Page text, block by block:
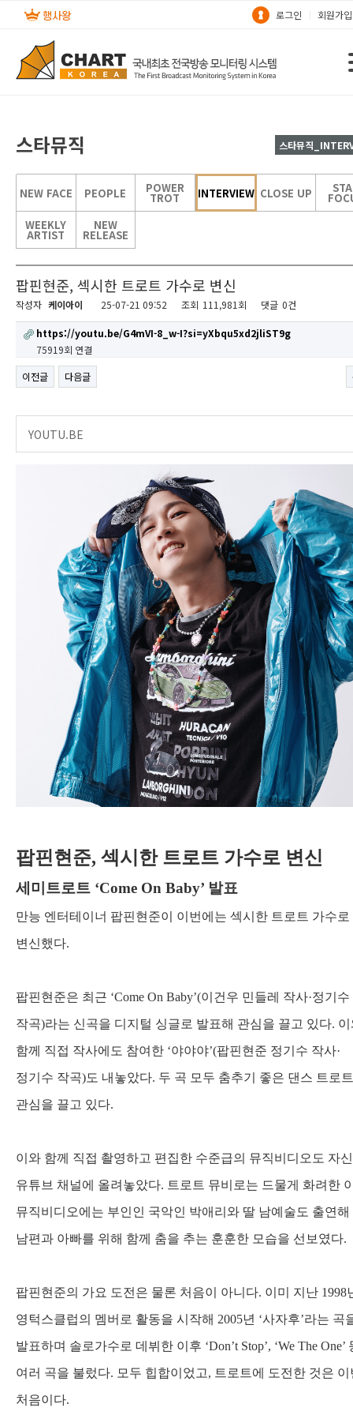
로그인 회원가입
스타뮤직
NEW FACE PEOPLE POWER
TROT INTERVIEW CLOSE UP
WEEKLY
ARTIST
NEW
RELEASE
스타뮤직
팝핀현준, 섹시한 트로트 가수로 변신
작성자 케이아이 25-07-21 09:52 조회 111,981회 댓글 0건
https://youtu.be/G4mVI-8_w-I?si=yXbqu5xd2jliST9g
75919회 연결
이전글
다음글
YOUTU.BE
팝핀현준, 섹시한 트로트 가수로 변신
세미트로트 ‘Come On Baby’ 발표
만능 엔터테이너 팝핀현준이 이번에는 섹시한 트로트 가수로
변신했다.
팝핀현준은 최근 ‘Come On Baby’(이건우 민들레 작사·정기수
작곡)라는 신곡을 디지털 싱글로 발표해 관심을 끌고 있다.
함께 직접 작사에도 참여한 ‘야야야’(팝핀현준 정기수 작사·
정기수 작곡)도 내놓았다. 두 곡 모두 춤추기 좋은 댄스 트로
관심을 끌고 있다.
이와 함께 직접 촬영하고 편집한 수준급의 뮤직비디오도 자
유튜브 채널에 올려놓았다. 트로트 뮤비로는 드물게 화려한
뮤직비디오에는 부인인 국악인 박애리와 딸 남예술도 출연해
남편과 아빠를 위해 함께 춤을 추는 훈훈한 모습을 선보였다.
팝핀현준의 가요 도전은 물론 처음이 아니다. 이미 지난 1998
영턱스클럽의 멤버로 활동을 시작해 2005년 ‘사자후’라는 곡
발표하며 솔로가수로 데뷔한 이후 ‘Don’t Stop’, ‘We The One’
여러 곡을 불렀다. 모두 힙합이었고, 트로트에 도전한 것은 이
처음이다.